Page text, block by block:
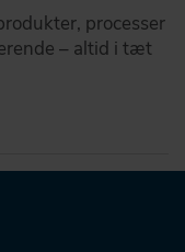
processer
– altid i tæt